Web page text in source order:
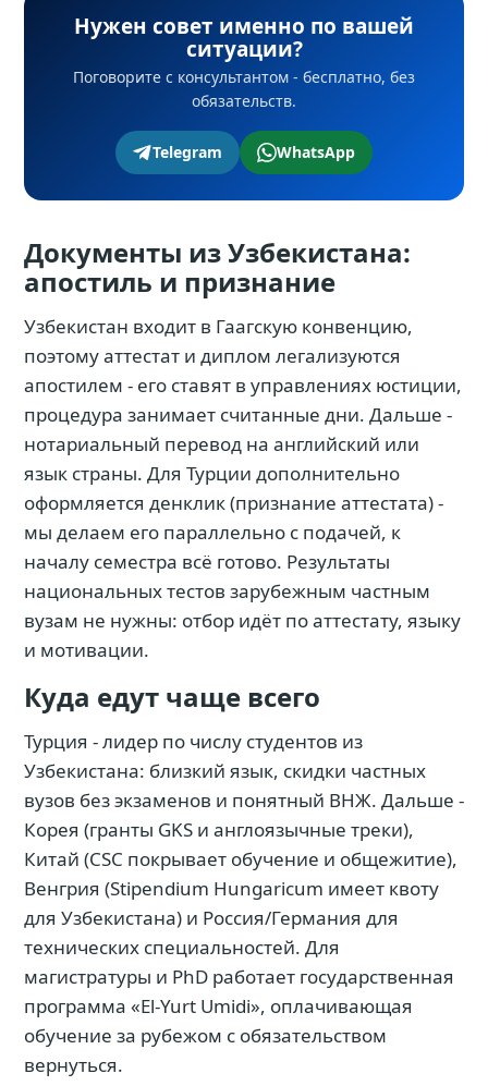
Нужен совет именно по вашей
ситуации?
Поговорите с консультантом - бесплатно, без
обязательств.
Telegram WhatsApp
Документы из Узбекистана:
апостиль и признание
Узбекистан входит в Гаагскую конвенцию,
поэтому аттестат и диплом легализуются
апостилем - его ставят в управлениях юстиции,
процедура занимает считанные дни. Дальше -
нотариальный перевод на английский или
язык страны. Для Турции дополнительно
оформляется денклик (признание аттестата) -
мы делаем его параллельно с подачей, к
началу семестра всё готово. Результаты
национальных тестов зарубежным частным
вузам не нужны: отбор идёт по аттестату, языку
и мотивации.
Куда едут чаще всего
Турция - лидер по числу студентов из
Узбекистана: близкий язык, скидки частных
вузов без экзаменов и понятный ВНЖ. Дальше -
Корея (гранты GKS и англоязычные треки),
Китай (CSC покрывает обучение и общежитие),
Венгрия (Stipendium Hungaricum имеет квоту
для Узбекистана) и Россия/Германия для
технических специальностей. Для
магистратуры и PhD работает государственная
программа «El-Yurt Umidi», оплачивающая
обучение за рубежом с обязательством
вернуться.